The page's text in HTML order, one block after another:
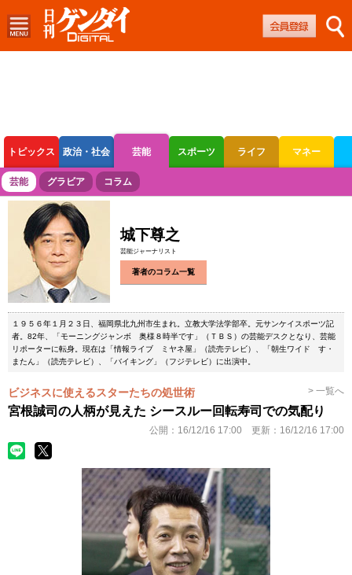
トピックス 政治・社会 芸能 スポーツ ライフ マネー
ボートレース 競輪 オートレース
芸能 グラビア コラム
城下尊之
芸能ジャーナリスト
著者のコラム一覧
１９５６年１月２３日、福岡県北九州市生まれ。立教大学法学部卒。元サンケイスポーツ記
者。82年、「モーニングジャンボ 奥様８時半です」（ＴＢＳ）の芸能デスクとなり、芸能
リポーターに転身。現在は「情報ライブ ミヤネ屋」（読売テレビ）、「朝生ワイド す・
またん」（読売テレビ）、「バイキング」（フジテレビ）に出演中。
ビジネスに使えるスターたちの処世術 > 一覧へ
宮根誠司の人柄が見えた シースルー回転寿司での気配り
公開： 16/12/16 17:00 更新： 16/12/16 17:00